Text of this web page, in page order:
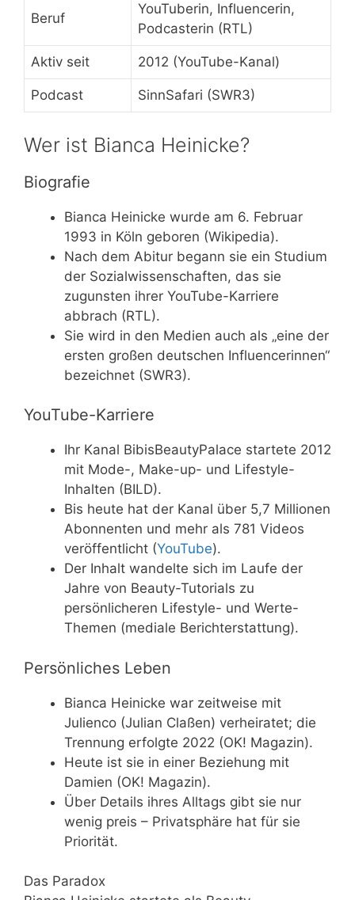
Beruf
YouTuberin, Influencerin,
Podcasterin (RTL)
Aktiv seit 2012 (YouTube-Kanal)
Podcast SinnSafari (SWR3)
Wer ist Bianca Heinicke?
Biografie
Bianca Heinicke wurde am 6. Februar
1993 in Köln geboren (Wikipedia).
Nach dem Abitur begann sie ein Studium
der Sozialwissenschaften, das sie
zugunsten ihrer YouTube-Karriere
abbrach (RTL).
Sie wird in den Medien auch als „eine der
ersten großen deutschen Influencerinnen“
bezeichnet (SWR3).
YouTube-Karriere
Ihr Kanal BibisBeautyPalace startete 2012
mit Mode-, Make-up- und Lifestyle-
Inhalten (BILD).
Bis heute hat der Kanal über 5,7 Millionen
Abonnenten und mehr als 781 Videos
veröffentlicht (YouTube).
Der Inhalt wandelte sich im Laufe der
Jahre von Beauty-Tutorials zu
persönlicheren Lifestyle- und Werte-
Themen (mediale Berichterstattung).
Persönliches Leben
Bianca Heinicke war zeitweise mit
Julienco (Julian Claßen) verheiratet; die
Trennung erfolgte 2022 (OK! Magazin).
Heute ist sie in einer Beziehung mit
Damien (OK! Magazin).
Über Details ihres Alltags gibt sie nur
wenig preis – Privatsphäre hat für sie
Priorität.
Das Paradox